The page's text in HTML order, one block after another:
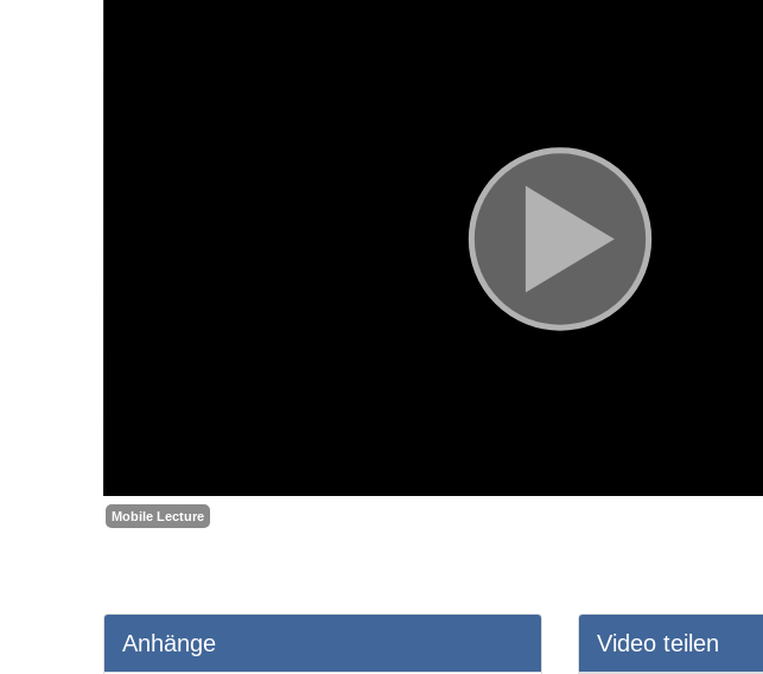
Mobile Lecture
Anhänge Video teilen